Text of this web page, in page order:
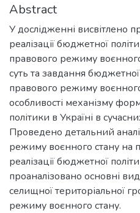
Abstract
У дослідженні висвітлено
реалізації бюджетної
правового режиму
суть та завдання
правового режиму
особливості механізму
політики в Україні в
Проведено детальний
режиму воєнного стану на
реалізації бюджетної
проаналізовано основні
селищної територіальної
режиму воєнного стану.